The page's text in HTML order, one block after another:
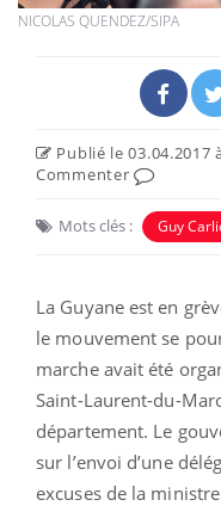
NICOLAS QUENDEZ/SIPA
Publié le 03.04.2017
Commenter
Mots clés : Guy
La Guyane est en
le mouvement se
marche avait été
Saint-Laurent-du-
département. Le
sur l’envoi d’une
excuses de la